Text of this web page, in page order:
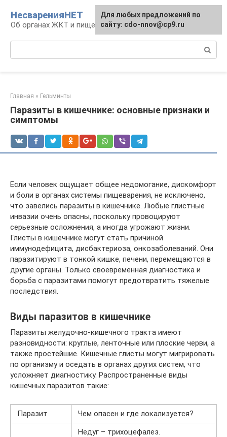
контенту
НесваренияНЕТ
Об органах ЖКТ и пищеварении
Главная » Гельминты
Паразиты в кишечнике: основные признаки и
симптомы
Если человек ощущает общее недомогание, дискомфорт
и боли в органах системы пищеварения, не исключено,
что завелись паразиты в кишечнике. Любые глистные
инвазии очень опасны, поскольку провоцируют
серьезные осложнения, а иногда угрожают жизни.
Глисты в кишечнике могут стать причиной
иммунодефицита, дисбактериоза, онкозаболеваний. Они
паразитируют в тонкой кишке, печени, перемещаются в
другие органы. Только своевременная диагностика и
борьба с паразитами помогут предотвратить тяжелые
последствия.
Виды паразитов в кишечнике
Паразиты желудочно-кишечного тракта имеют
разновидности: круглые, ленточные или плоские черви, а
также простейшие. Кишечные глисты могут мигрировать
по организму и оседать в органах других систем, что
усложняет диагностику. Распространенные виды
кишечных паразитов такие:
Паразит Чем опасен и где локализуется?
Недуг – трихоцефалез.
Для любых предложений по
сайту: cdo-nnov@cp9.ru